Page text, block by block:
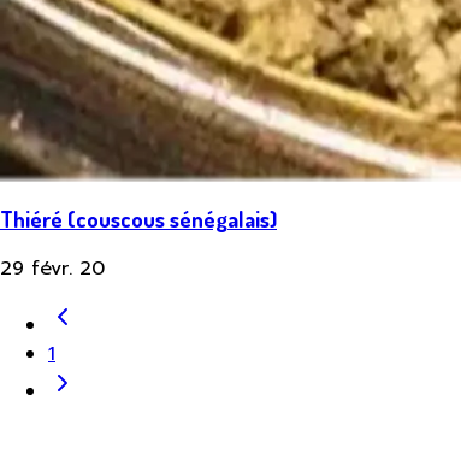
Thiéré (couscous sénégalais)
29 févr. 20
1